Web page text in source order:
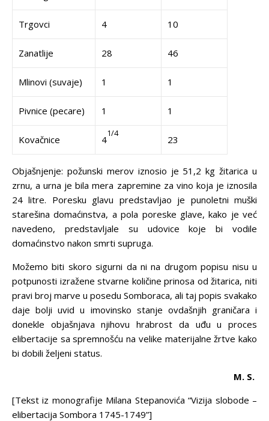
Trgovci 4 10
Zanatlije 28 46
Mlinovi (suvaje) 1 1
Pivnice (pecare) 1 1
Kovačnice 4
1/4
23
Objašnjenje: požunski merov iznosio je 51,2 kg žitarica u
zrnu, a urna je bila mera zapremine za vino koja je iznosila
24 litre. Poresku glavu predstavljao je punoletni muški
starešina domaćinstva, a pola poreske glave, kako je već
navedeno, predstavljale su udovice koje bi vodile
domaćinstvo nakon smrti supruga.
Možemo biti skoro sigurni da ni na drugom popisu nisu u
potpunosti izražene stvarne količine prinosa od žitarica, niti
pravi broj marve u posedu Somboraca, ali taj popis svakako
daje bolji uvid u imovinsko stanje ovdašnjih graničara i
donekle objašnjava njihovu hrabrost da uđu u proces
elibertacije sa spremnošću na velike materijalne žrtve kako
bi dobili željeni status.
M. S.
[Tekst iz monografije Milana Stepanovića “Vizija slobode –
elibertacija Sombora 1745-1749”]